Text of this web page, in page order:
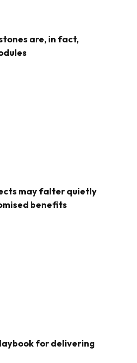
are, in fact,
may falter quietly
benefits
for delivering